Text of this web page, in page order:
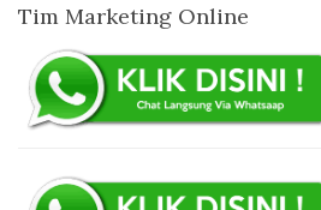
Tim Marketing Online